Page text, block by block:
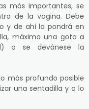
más importantes, se
de la vagina. Debe
y de ahí la pondrá en
máximo una gota a
o se devánese la
más profundo posible
una sentadilla y a lo